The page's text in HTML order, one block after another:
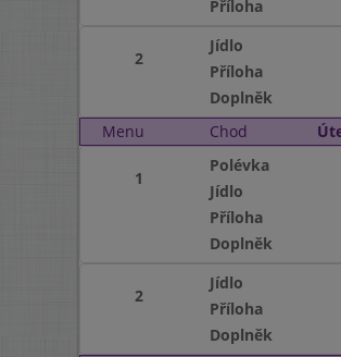
Příloha
2
Jídlo
Příloha
Doplněk
Menu
Chod
1
Polévka
Jídlo
Příloha
Doplněk
2
Jídlo
Příloha
Doplněk